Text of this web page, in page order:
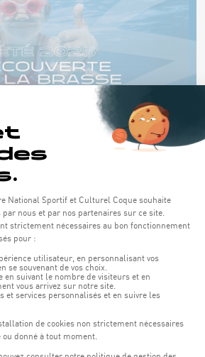
entdecken für Kinder
Coque wieder Schwimmkurse für Kinder
MEHR